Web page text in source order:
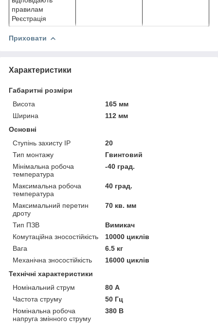
правилам
Реєстрація
Приховати
Характеристики
Габаритні розміри
Висота
165 мм
Ширина
112 мм
Основні
Ступінь захисту IP
20
Тип монтажу
Гвинтовий
Мінімальна робоча
температура
-40 град.
Максимальна робоча
температура
40 град.
Максимальний перетин
дроту
70 кв. мм
Тип ПЗВ
Вимикач
Комутаційна зносостійкість
10000 циклів
Вага
6.5 кг
Механічна зносостійкість
16000 циклів
Технічні характеристики
Номінальний струм
80 А
Частота струму
50 Гц
Номінальна робоча
напруга змінного струму
380 В